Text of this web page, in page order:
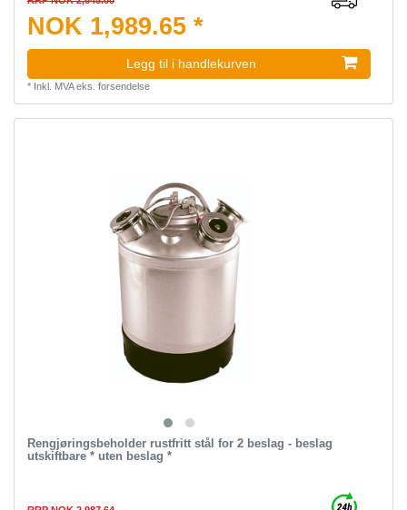
NOK 1,989.65 *
Legg til i handlekurven
* Inkl. MVAeks. forsendelse
Rengjøringsbeholder rustfritt stål for 2 beslag - beslag
utskiftbare * uten beslag *